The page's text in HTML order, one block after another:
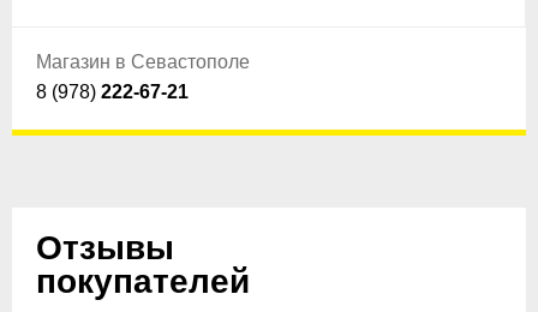
Магазин в Севастополе
8 (978) 222-67-21
Отзывы
покупателей